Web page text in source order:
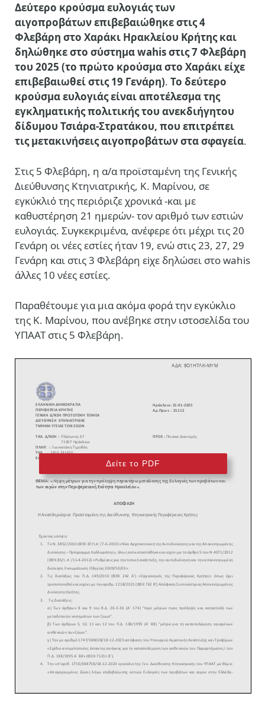
Δεύτερο κρούσμα ευλογιάς των
αιγοπροβάτων επιβεβαιώθηκε στις 4
Φλεβάρη στο Χαράκι Ηρακλείου Κρήτης και
δηλώθηκε στο σύστημα wahis στις 7 Φλεβάρη
του 2025 (το πρώτο κρούσμα στο Χαράκι είχε
επιβεβαιωθεί στις 19 Γενάρη). Το δεύτερο
κρούσμα ευλογιάς είναι αποτέλεσμα της
εγκληματικής πολιτικής του ανεκδιήγητου
δίδυμου Τσιάρα-Στρατάκου, που επιτρέπει
τις μετακινήσεις αιγοπροβάτων στα σφαγεία.
Στις 5 Φλεβάρη, η α/α προϊσταμένη της Γενικής
Διεύθυνσης Κτηνιατρικής, Κ. Μαρίνου, σε
εγκύκλιό της περιόριζε χρονικά -και με
καθυστέρηση 21 ημερών- τον αριθμό των εστιών
ευλογιάς. Συγκεκριμένα, ανέφερε ότι μέχρι τις 20
Γενάρη οι νέες εστίες ήταν 19, ενώ στις 23, 27, 29
Γενάρη και στις 3 Φλεβάρη εiχε δηλώσει στο wahis
άλλες 10 νέες εστίες.
Παραθέτουμε για μια ακόμα φορά την εγκύκλιο
της Κ. Μαρίνου, που ανέβηκε στην ιστοσελίδα του
ΥΠΑΑΤ στις 5 Φλεβάρη.
Δείτε το PDF